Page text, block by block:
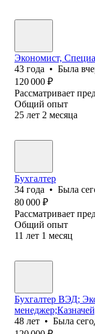
Экономист,
43 года • Была
120 000 ₽
Рассматривает
Общий опыт
25 лет 2 месяца
Бухгалтер
34 года • Была
80 000 ₽
Рассматривает
Общий опыт
11 лет 1 месяц
Бухгалтер ВЭД;
48 лет • Была